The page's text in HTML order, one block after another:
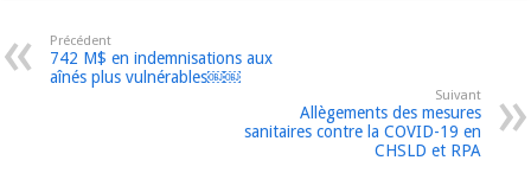
Précédent
742 M$ en indemnisations aux
aînés plus vulnérables￼￼
Suivant
Allègements des mesures
sanitaires contre la COVID-19 en
CHSLD et RPA